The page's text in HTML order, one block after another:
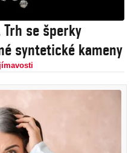
se šperky
syntetické kameny